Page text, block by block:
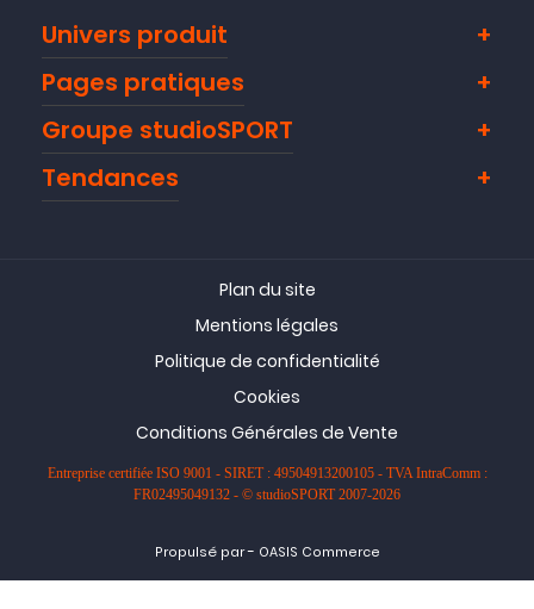
Univers produit
Pages pratiques
Groupe studioSPORT
Tendances
Plan du site
Mentions légales
Politique de confidentialité
Cookies
Conditions Générales de Vente
Entreprise certifiée ISO 9001 - SIRET : 49504913200105 - TVA IntraComm :
FR02495049132 - © studioSPORT 2007-2026
Propulsé par- OASIS Commerce